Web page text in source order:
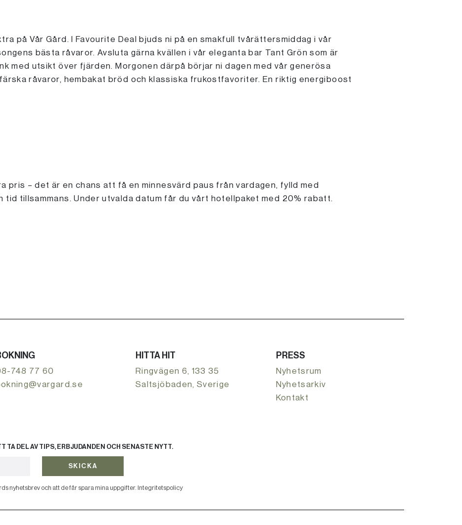
på Vår Gård. I Favourite Deal bjuds ni på en smakfull tvårättersmiddag i vår
bästa råvaror. Avsluta gärna kvällen i vår eleganta bar Tant Grön som är
med utsikt över fjärden. Morgonen därpå börjar ni dagen med vår generösa
råvaror, hembakat bröd och klassiska frukostfavoriter. En riktig energiboost
pris – det är en chans att få en minnesvärd paus från vardagen, fylld med
tid tillsammans. Under utvalda datum får du vårt hotellpaket med 20% rabatt.
748 77 60
HITTA HIT
Ringvägen 6, 133 35
Saltsjöbaden, Sverige
PRESS
Nyhetsrum
Nyhetsarkiv
Kontakt
TA DEL AV TIPS, ERBJUDANDEN OCH SENASTE NYTT.
nyhetsbrev och att de får spara mina uppgifter. Integritetspolicy
SKICKA